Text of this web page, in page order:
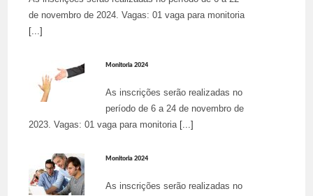
de novembro de 2024. Vagas: 01 vaga para monitoria
[...]
Monitoria 2024
As inscrições serão realizadas no
período de 6 a 24 de novembro de
2023. Vagas: 01 vaga para monitoria [...]
Monitoria 2024
As inscrições serão realizadas no